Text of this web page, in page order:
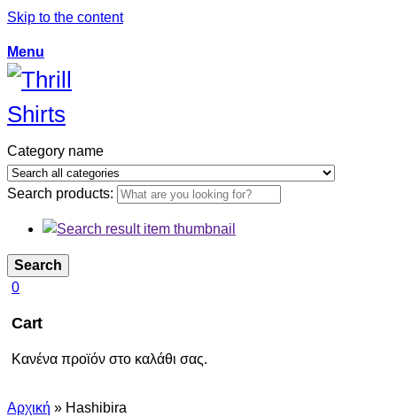
Skip to the content
Menu
Category name
Search products:
Search
0
Cart
Κανένα προϊόν στο καλάθι σας.
Αρχική » Hashibira